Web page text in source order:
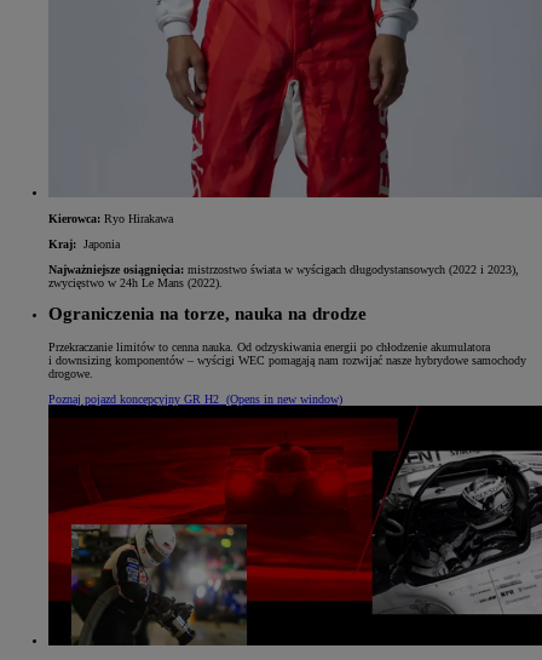
Kierowca: Ryo Hirakawa
Kraj: Japonia
Najważniejsze osiągnięcia: mistrzostwo świata w wyścigach długodystansowych (2022 i 2023),
zwycięstwo w 24h Le Mans (2022).
Ograniczenia na torze, nauka na drodze
Przekraczanie limitów to cenna nauka. Od odzyskiwania energii po chłodzenie akumulatora
i downsizing komponentów – wyścigi WEC pomagają nam rozwijać nasze hybrydowe samochody
drogowe.
Poznaj pojazd koncepcyjny GR H2 (Opens in new window)